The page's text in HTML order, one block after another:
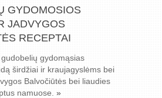
GYDOMOSIOS
JADVYGOS
RECEPTAI
gydomąsias
širdžiai ir kraujagyslėms bei
Balvočiūtės bei liaudies
namuose. »